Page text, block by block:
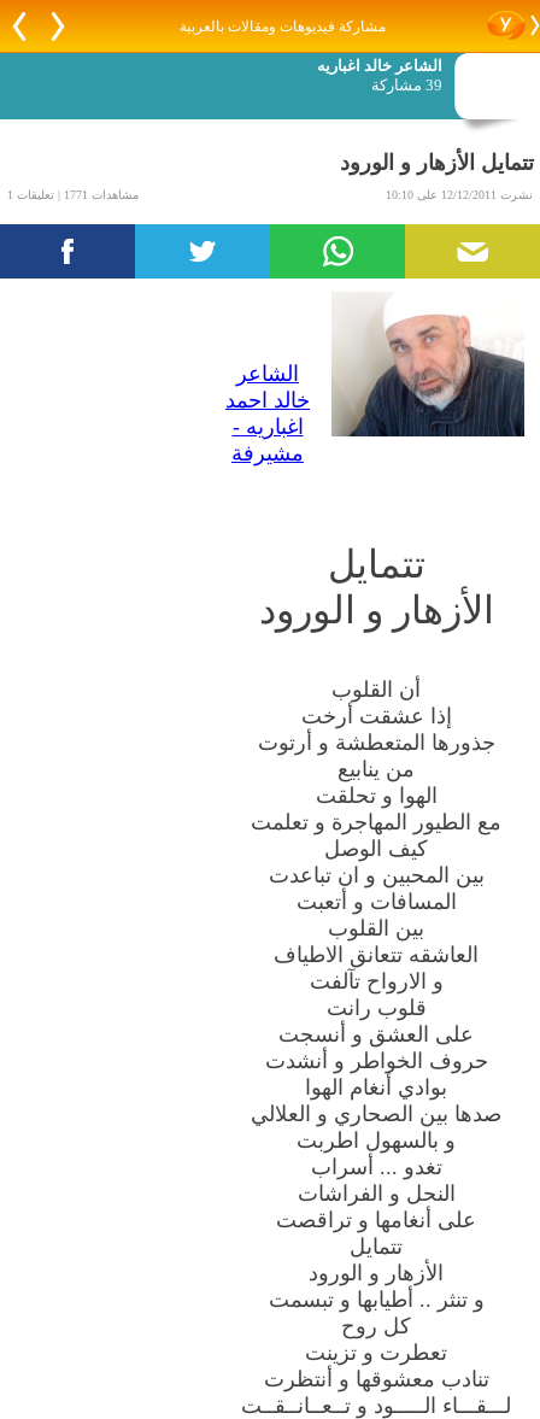
مشاركة فيديوهات ومقالات بالعربية
الشاعر خالد اغباريه
39 مشاركة
تتمايل الأزهار و الورود
نشرت 12/12/2011 على 10:10 مشاهدات 1771 | تعليقات 1
الشاعر
خالد احمد
اغباريه -
مشيرفة
تتمايل
الأزهار و الورود
أن القلوب
إذا عشقت أرخت
جذورها المتعطشة و أرتوت
من ينابيع
الهوا و تحلقت
مع الطيور المهاجرة و تعلمت
كيف الوصل
بين المحبين و ان تباعدت
المسافات و أتعبت
بين القلوب
العاشقه تتعانق الاطياف
و الارواح تآلفت
قلوب رانت
على العشق و أنسجت
حروف الخواطر و أنشدت
بوادي أنغام الهوا
صدها بين الصحاري و العلالي
و بالسهول اطربت
تغدو ... أسراب
النحل و الفراشات
على أنغامها و تراقصت
تتمايل
الأزهار و الورود
و تنثر .. أطيابها و تبسمت
كل روح
تعطرت و تزينت
تنادب معشوقها و أنتظرت
لـــقـــاء الـــــود و تــعــانــقــت